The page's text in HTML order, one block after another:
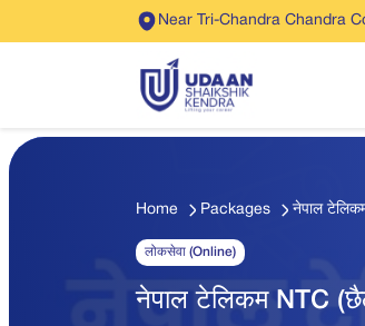
Near Tri-Chandra Chandra
Home Packages नेपाल
लोकसेवा (Online)
नेपाल टेलिकम NTC